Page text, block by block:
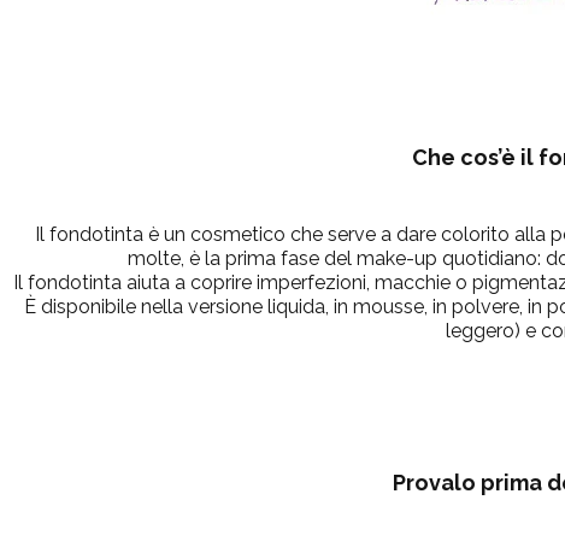
Che cos’è il
Il fondotinta è un cosmetico che serve a dare colorito alla
molte, è la prima fase del make-up quotidiano:
Il fondotinta aiuta a coprire imperfezioni, macchie o
È disponibile nella versione liquida, in mousse, in polvere,
leggero) e
Provalo prima